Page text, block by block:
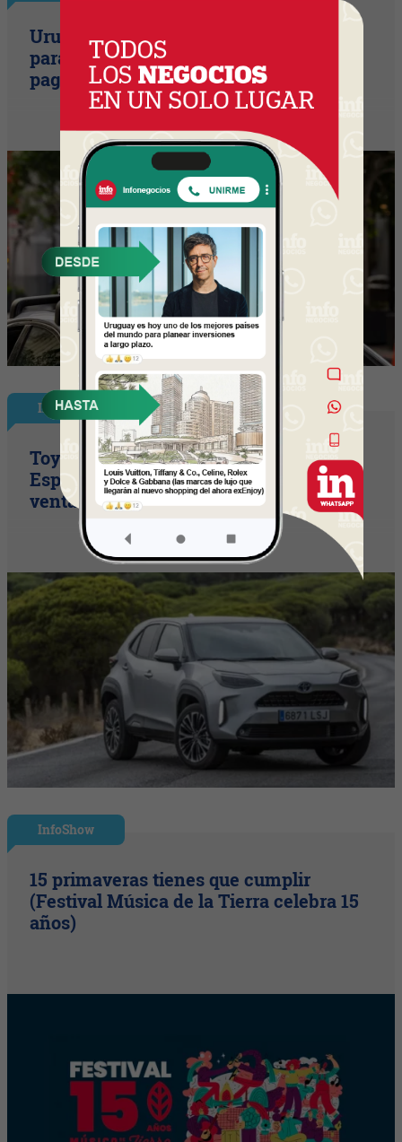
Uruguay empieza a discutir las reglas
para una movilidad autónoma (¿Quién
paga si el auto sin conductor choca?)
InfoNegocios España
Toyota consolida su liderazgo en
España en julio tras hacer crecer sus
ventas un 10% en 2026
InfoShow
15 primaveras tienes que cumplir
(Festival Música de la Tierra celebra 15
años)